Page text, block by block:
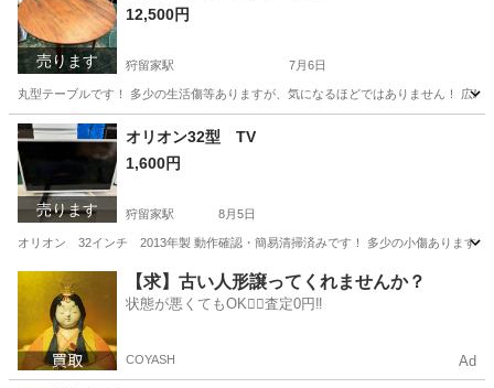
売ります
12,500円
狩留家駅 7月6日
丸型テーブルです！ 多少の生活傷等ありますが、気になるほどではありません！ 広
広島 広島市 狩留家駅 テーブル
売ります
オリオン32型 TV
1,600円
狩留家駅 8月5日
オリオン 32インチ 2013年製 動作確認・簡易清掃済みです！ 多少の小傷ありますが
狩留家駅 テレビ オリオン
【求】古い人形譲ってくれませんか？
状態が悪くてもOK🙆‍♀️査定0円‼️
COYASH Ad